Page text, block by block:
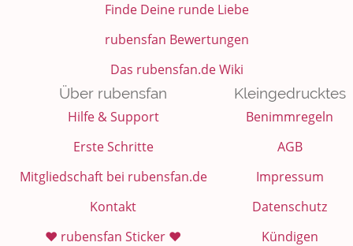
Finde Deine runde Liebe
rubensfan Bewertungen
Das rubensfan.de Wiki
Über rubensfan
Hilfe & Support
Erste Schritte
Mitgliedschaft bei rubensfan.de
Kontakt
❤️ rubensfan Sticker ❤️
Kleingedrucktes
Benimmregeln
AGB
Impressum
Datenschutz
Kündigen